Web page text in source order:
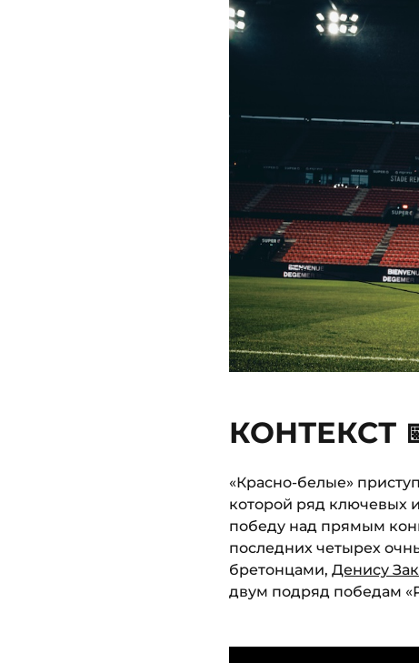
КОНТЕКСТ
«Красно-белые»
которой ряд ключевых
победу над прямым
последних четырех
бретонцами, Денису
двум подряд победам